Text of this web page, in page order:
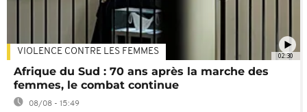
02:30
VIOLENCE CONTRE LES FEMMES
Afrique du Sud : 70 ans après la marche des
femmes, le combat continue
08/08 - 15:49